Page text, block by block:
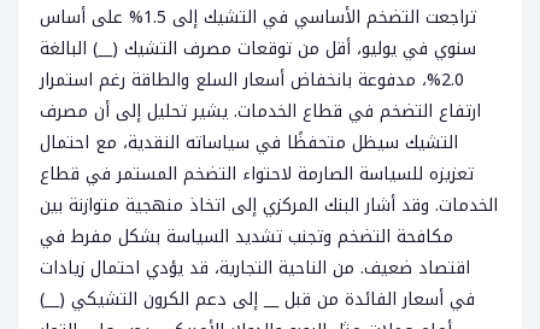
تراجعت التضخم الأساسي في التشيك إلى 1.5% على أساس
سنوي في يوليو، أقل من توقعات مصرف التشيك (__) البالغة
2.0%، مدفوعة بانخفاض أسعار السلع والطاقة رغم استمرار
ارتفاع التضخم في قطاع الخدمات. يشير تحليل إلى أن مصرف
التشيك سيظل متحفظًا في سياساته النقدية، مع احتمال
تعزيزه للسياسة الصارمة لاحتواء التضخم المستمر في قطاع
الخدمات. وقد أشار البنك المركزي إلى اتخاذ منهجية متوازنة بين
مكافحة التضخم وتجنب تشديد السياسة بشكل مفرط في
اقتصاد ضعيف. من الناحية التجارية، قد يؤدي احتمال زيادات
في أسعار الفائدة من قبل __ إلى دعم الكرون التشيكي (__)